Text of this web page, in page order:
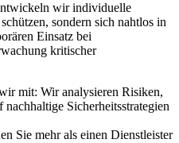
wir individuelle
sondern sich nahtlos in
Einsatz bei
kritischer
mit: Wir analysieren Risiken,
nachhaltige Sicherheitsstrategien
Sie mehr als einen Dienstleister